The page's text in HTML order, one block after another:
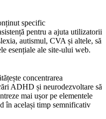
specific
pentru a ajuta utilizatorii
autismul, CVA și altele, să
esențiale ale site-ului web.
concentrarea
ADHD și neurodezvoltare să
mai ușor pe elementele
în același timp semnificativ